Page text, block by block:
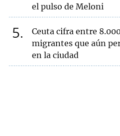
el pulso de Meloni
5
Ceuta cifra entre
migrantes que aún
en la ciudad